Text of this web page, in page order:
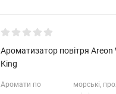
Ароматизатор повітря Areon
King
Аромати по
морські,